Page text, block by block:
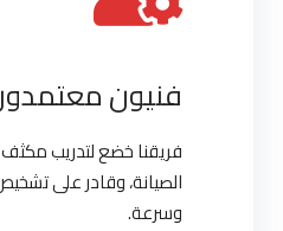
فنيون
فريقنا خضع لتدريب
الصيانة، وقادر على
وسرعة.